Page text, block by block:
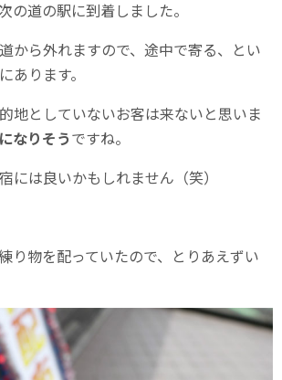
の道の駅に到着しました。
から外れますので、途中で寄る、とい
あります。
地としていないお客は来ないと思いま
なりそうですね。
には良いかもしれません（笑）
り物を配っていたので、とりあえずい